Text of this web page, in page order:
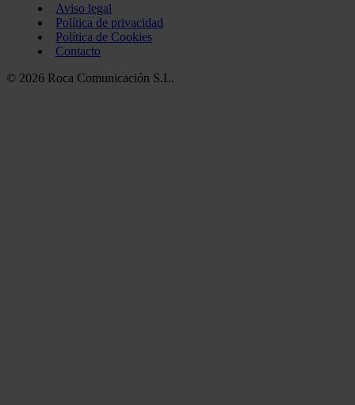
Aviso legal
Política de privacidad
Política de Cookies
Contacto
© 2026 Roca Comunicación S.L.